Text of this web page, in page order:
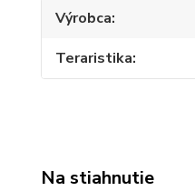
Výrobca
Teraristika
Na stiahnutie